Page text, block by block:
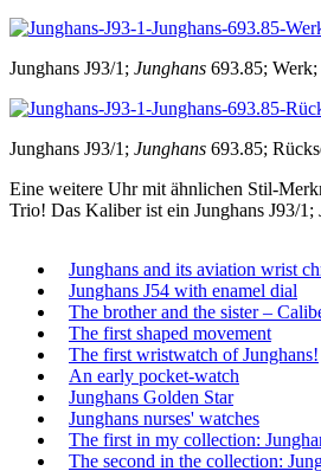
Junghans J93/1; Junghans 693.85;
Junghans J93/1; Junghans 693.85;
Eine weitere Uhr mit ähnlichen Stil-
Trio! Das Kaliber ist ein Junghans J93/1;
Junghans and its aviation wrist
Junghans J54 with enamel dial
The brother and the sister –
The first shaped movement
The first wristwatch of Junghans!
An early pocket-watch
Junghans Golden Star
Junghans nurses' watches
The first in my collection:
The second in the collection: